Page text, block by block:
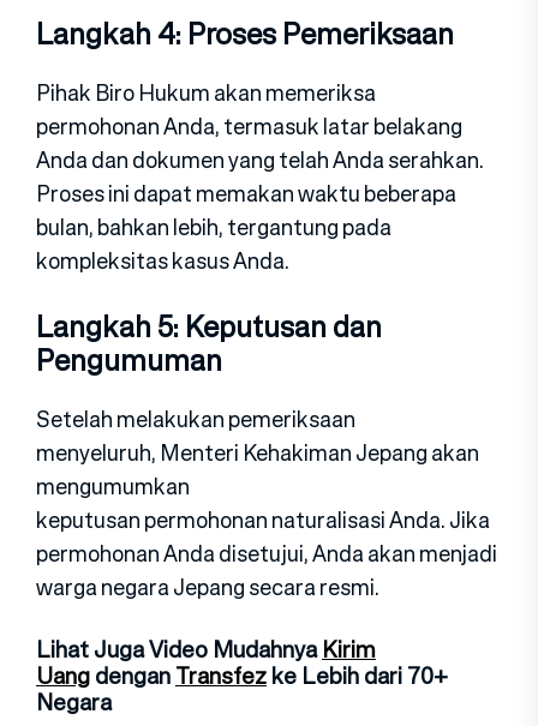
Langkah 4: Proses Pemeriksaan
Pihak Biro Hukum akan memeriksa
permohonan Anda, termasuk latar belakang
Anda dan dokumen yang telah Anda serahkan.
Proses ini dapat memakan waktu beberapa
bulan, bahkan lebih, tergantung pada
kompleksitas kasus Anda.
Langkah 5: Keputusan dan
Pengumuman
Setelah melakukan pemeriksaan
menyeluruh, Menteri Kehakiman Jepang akan
mengumumkan
keputusan permohonan naturalisasi Anda. Jika
permohonan Anda disetujui, Anda akan menjadi
warga negara Jepang secara resmi.
Lihat Juga Video MudahnyaKirim
UangdenganTransfezke Lebih dari 70+
Negara